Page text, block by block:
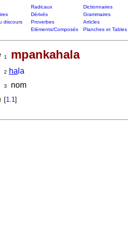
Radicaux
Dictionnaires
Dérivés
Grammaires
discours Proverbes
Articles
Eléments/Composés Planches et Tables
1 mpankahala
2 ha la
3
nom
[1.1]